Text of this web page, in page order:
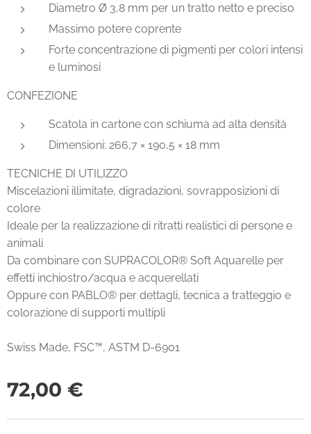
Diametro Ø 3,8 mm per un tratto netto e preciso
Massimo potere coprente
Forte concentrazione di pigmenti per colori intensi
e luminosi
CONFEZIONE
Scatola in cartone con schiuma ad alta densità
Dimensioni: 266,7 × 190,5 × 18 mm
TECNICHE DI UTILIZZO
Miscelazioni illimitate, digradazioni, sovrapposizioni di
colore
Ideale per la realizzazione di ritratti realistici di persone e
animali
Da combinare con SUPRACOLOR® Soft Aquarelle per
effetti inchiostro/acqua e acquerellati
Oppure con PABLO® per dettagli, tecnica a tratteggio e
colorazione di supporti multipli
Swiss Made, FSC™, ASTM D-6901
72,00 €